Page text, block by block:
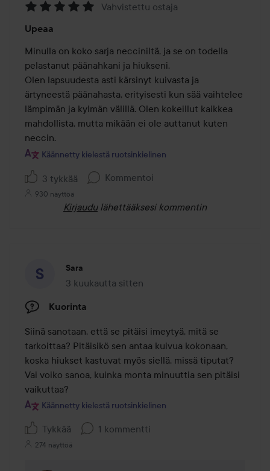
5
/
5
Vahvistettu ostaja
Upeaa
Minulla on koko sarja necciniltä, ja se on todella
pelastanut päänahkani ja hiukseni.
Olen lapsuudesta asti kärsinyt kuivasta ja
ärtyneestä päänahasta, erityisesti kun sää vaihtelee
lämpimän ja kylmän välillä. Olen kokeillut kaikkea
mahdollista, mutta mikään ei ole auttanut kuten
neccin.
Käännetty kielestä ruotsinkielinen
3 tykkää Kommentoi
930 näyttöä
Kirjaudu lähettääksesi kommentin
Sara
3 kuukautta sitten
Viesti luotiin 3 kuukautta sitten
Kuorinta
Siinä sanotaan, että se pitäisi imeytyä, mitä se
tarkoittaa? Pitäisikö sen antaa kuivua kokonaan,
koska hiukset kastuvat myös siellä, missä tiputat?
Vai voiko sanoa, kuinka monta minuuttia sen pitäisi
vaikuttaa?
Käännetty kielestä ruotsinkielinen
Tykkää 1 kommentti
274 näyttöä